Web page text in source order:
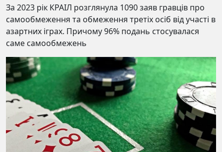
За 2023 рік КРАІЛ розглянула 1090 заяв гравців про
самообмеження та обмеження третіх осіб від участі в
азартних іграх. Причому 96% подань стосувалася
саме самообмежень